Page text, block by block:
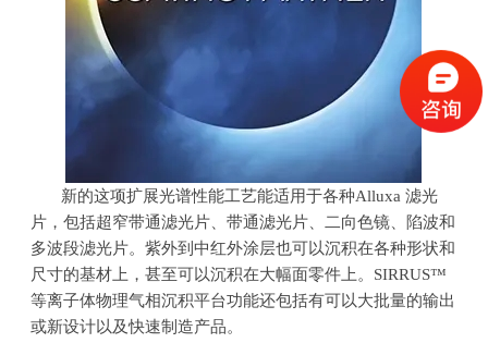
新的这项扩展光谱性能工艺能适用于各种Alluxa滤光
片，包括超窄带通滤光片、带通滤光片、二向色镜、陷波和
多波段滤光片。紫外到中红外涂层也可以沉积在各种形状和
尺寸的基材上，甚至可以沉积在大幅面零件上。 SIRRUS™
等离子体物理气相沉积平台功能还包括有可以大批量的输出
或新设计以及快速制造产品。